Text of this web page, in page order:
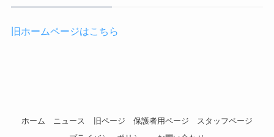
旧ホームページはこちら
ホーム ニュース 旧ページ 保護者用ページ
スタッフページ